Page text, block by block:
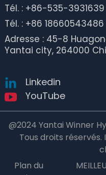
Tél. : +86-535-3931639
Tél. : +86 18660543486
Adresse : 45-8
Yantai city, 264000
Linkedin
YouTube
@2024 Yantai Winner
Tous droits réservés.
Plan du